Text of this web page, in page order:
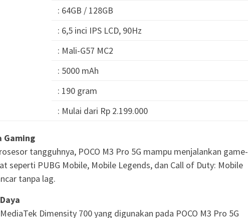
: 64GB / 128GB
: 6,5 inci IPS LCD, 90Hz
: Mali-G57 MC2
: 5000 mAh
: 190 gram
: Mulai dari Rp 2.199.000
Gaming
tangguhnya, POCO M3 Pro 5G mampu menjalankan game-
seperti PUBG Mobile, Mobile Legends, dan Call of Duty: Mobile
tanpa lag.
Dimensity 700 yang digunakan pada POCO M3 Pro 5G